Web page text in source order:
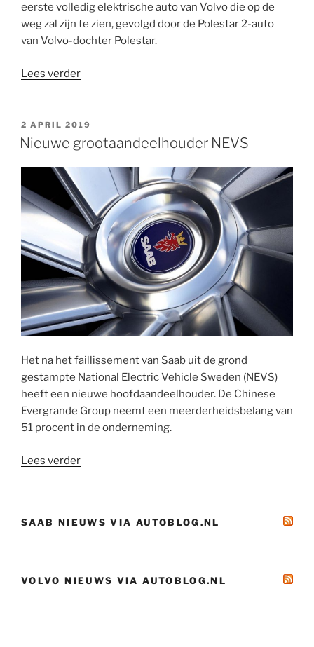
eerste volledig elektrische auto van Volvo die op de
weg zal zijn te zien, gevolgd door de Polestar 2-auto
van Volvo-dochter Polestar.
Lees verder“Volvo
jaar
een
elektrische
XC40-
suv”
GEPLAATST
OP
2 APRIL 2019
Nieuwe grootaandeelhouder NEVS
Het na het faillissement van Saab uit de grond
gestampte National Electric Vehicle Sweden (NEVS)
heeft een nieuwe hoofdaandeelhouder. De Chinese
Evergrande Group neemt een meerderheidsbelang van
51 procent in de onderneming.
Lees verder“Nieuwe
SAAB NIEUWS VIA AUTOBLOG.NL
VOLVO NIEUWS VIA AUTOBLOG.NL